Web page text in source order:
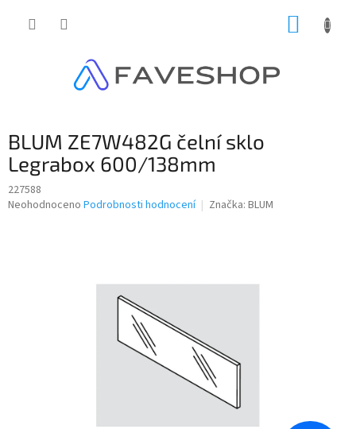
BLUM ZE7W482G čelní sklo
Legrabox 600/138mm
227588
Průměrné
Neohodnoceno Podrobnosti hodnocení Značka: BLUM